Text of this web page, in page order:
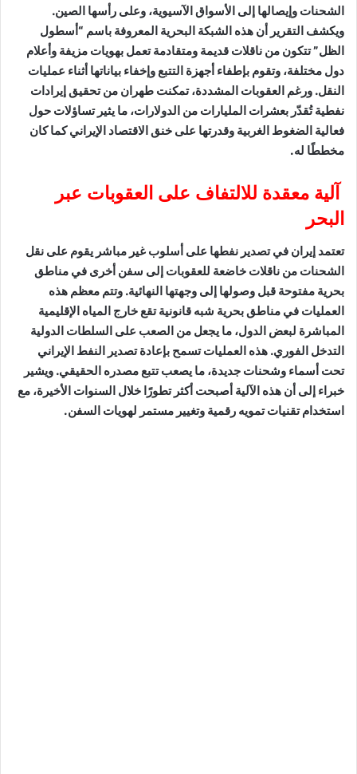
الشحنات وإيصالها إلى الأسواق الآسيوية، وعلى رأسها الصين.
ويكشف التقرير أن هذه الشبكة البحرية المعروفة باسم “أسطول
الظل” تتكون من ناقلات قديمة ومتقادمة تعمل بهويات مزيفة وأعلام
دول مختلفة، وتقوم بإطفاء أجهزة التتبع وإخفاء بياناتها أثناء عمليات
النقل. ورغم العقوبات المشددة، تمكنت طهران من تحقيق إيرادات
نفطية تُقدّر بعشرات المليارات من الدولارات، ما يثير تساؤلات حول
فعالية الضغوط الغربية وقدرتها على خنق الاقتصاد الإيراني كما كان
مخططًا له.
آلية معقدة للالتفاف على العقوبات عبر
البحر
تعتمد إيران في تصدير نفطها على أسلوب غير مباشر يقوم على نقل
الشحنات من ناقلات خاضعة للعقوبات إلى سفن أخرى في مناطق
بحرية مفتوحة قبل وصولها إلى وجهتها النهائية. وتتم معظم هذه
العمليات في مناطق بحرية شبه قانونية تقع خارج المياه الإقليمية
المباشرة لبعض الدول، ما يجعل من الصعب على السلطات الدولية
التدخل الفوري. هذه العمليات تسمح بإعادة تصدير النفط الإيراني
تحت أسماء وشحنات جديدة، ما يصعب تتبع مصدره الحقيقي. ويشير
خبراء إلى أن هذه الآلية أصبحت أكثر تطورًا خلال السنوات الأخيرة، مع
استخدام تقنيات تمويه رقمية وتغيير مستمر لهويات السفن.